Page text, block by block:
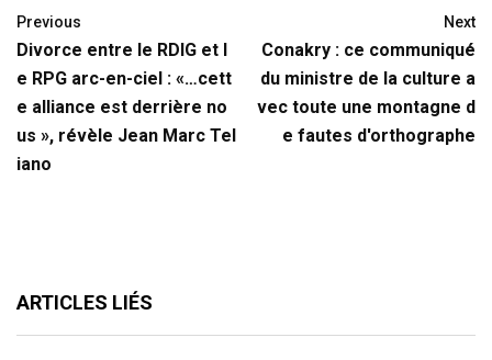
Previous
Divorce entre le RDIG et l
e RPG arc-en-ciel : «…cett
e alliance est derrière no
us », révèle Jean Marc Tel
iano
Next
Conakry : ce communiqué
du ministre de la culture a
vec toute une montagne d
e fautes d'orthographe
ARTICLES LIÉS